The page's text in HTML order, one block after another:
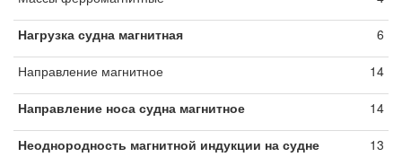
Нагрузка судна магнитная 6
Направление магнитное 14
Направление носа судна магнитное 14
Неоднородность магнитной индукции на судне 13